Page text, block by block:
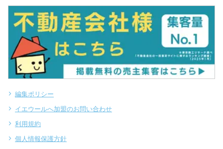
編集ポリシー
イエウールへ加盟のお問い合わせ
利用規約
個人情報保護方針